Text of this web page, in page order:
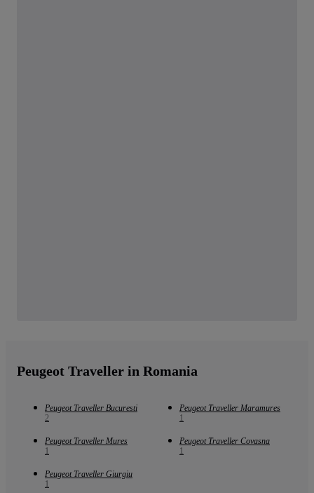
Peugeot Traveller in Romania
Peugeot Traveller Bucuresti
2
Peugeot Traveller Maramures
1
Peugeot Traveller Mures
1
Peugeot Traveller Covasna
1
Peugeot Traveller Giurgiu
1